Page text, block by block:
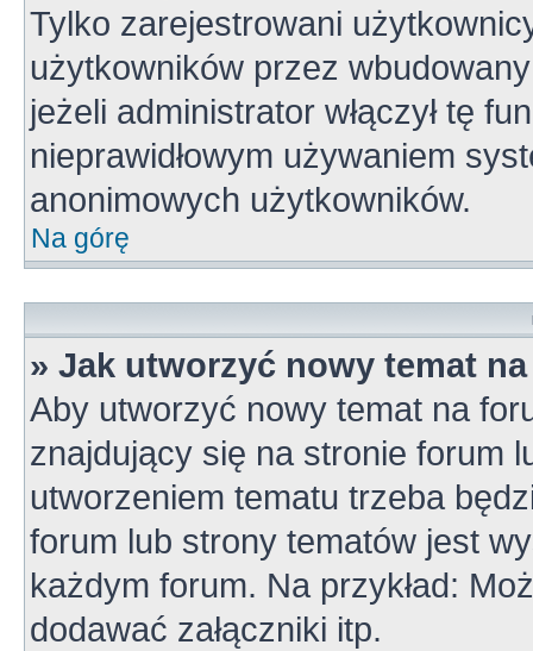
Tylko zarejestrowani
użytkowników przez
jeżeli administrator włączył tę
nieprawidłowym używaniem
anonimowych użytkowników.
Na górę
» Jak utworzyć nowy temat
Aby utworzyć nowy temat na
znajdujący się na stronie forum
utworzeniem tematu trzeba
forum lub strony tematów jest
każdym forum. Na przykład:
dodawać załączniki itp.